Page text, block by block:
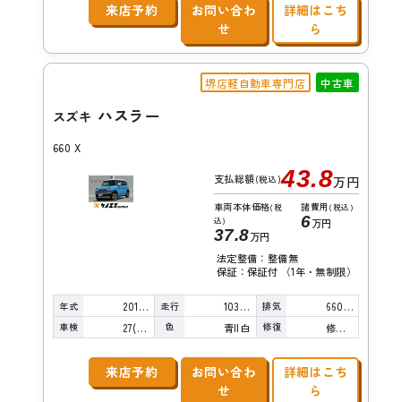
来店予約
お問い合わ
せ
詳細はこち
ら
堺店軽自動車専門店 中古車
スズキ ハスラー
660 X
支払総額(税込)43.8万円
車両本体価格(税
込)
37.8万円
諸費用 (税込)
6万円
法定整備：整備無
保証：保証付 （1年・無制限）
年式 2016年 走行 103,000km 排気 660cc
車検 27(R9)/03 色 青II白 修復 修復歴無し
来店予約
お問い合わ
せ
詳細はこち
ら